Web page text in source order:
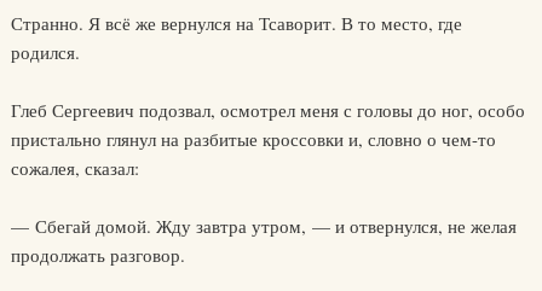
Странно. Я всё же вернулся на Тсаворит. В то место, где
родился.
Глеб Сергеевич подозвал, осмотрел меня с головы до ног, особо
пристально глянул на разбитые кроссовки и, словно о чем-то
сожалея, сказал:
— Сбегай домой. Жду завтра утром, — и отвернулся, не желая
продолжать разговор.